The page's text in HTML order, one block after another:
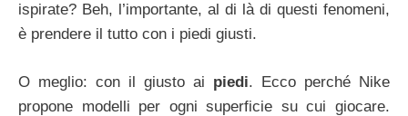
ispirate? Beh, l’importante, al di là di questi fenomeni,
è prendere il tutto con i piedi giusti.
O meglio: con il giusto ai piedi. Ecco perché Nike
propone modelli per ogni superficie su cui giocare.